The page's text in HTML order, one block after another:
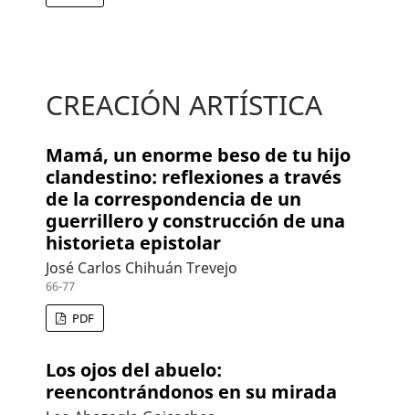
CREACIÓN ARTÍSTICA
Mamá, un enorme beso de tu hijo
clandestino: reflexiones a través
de la correspondencia de un
guerrillero y construcción de una
historieta epistolar
José Carlos Chihuán Trevejo
66-77
PDF
Los ojos del abuelo:
reencontrándonos en su mirada